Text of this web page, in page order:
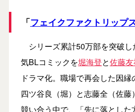
「フェイクファクトリップ
シリーズ累計50万部を突破し
気BLコミックを堀海登と佐藤
ドラマ化。職場で再会した因
四ツ谷良（堀）と志藤全（佐藤
競い合う中で、「先に落とした